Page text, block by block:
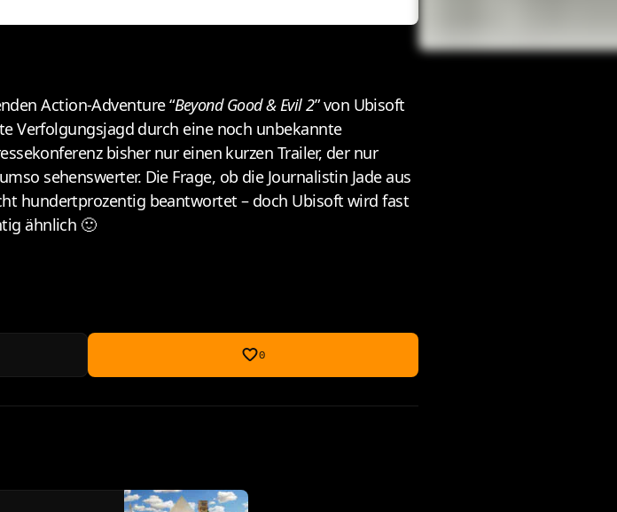
Action-Adventure “Beyond Good & Evil 2” von Ubisoft
Verfolgungsjagd durch eine noch unbekannte
bisher nur einen kurzen Trailer, der nur
sehenswerter. Die Frage, ob die Journalistin Jade aus
hundertprozentig beantwortet – doch Ubisoft wird fast
ähnlich 🙂
0